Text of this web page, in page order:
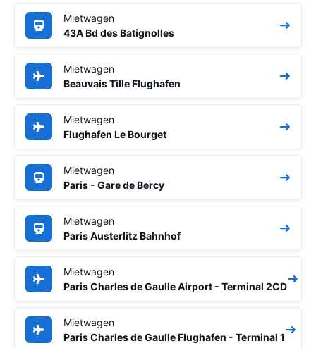
Mietwagen
43A Bd des Batignolles
Mietwagen
Beauvais Tille Flughafen
Mietwagen
Flughafen Le Bourget
Mietwagen
Paris - Gare de Bercy
Mietwagen
Paris Austerlitz Bahnhof
Mietwagen
Paris Charles de Gaulle Airport - Terminal 2CD
Mietwagen
Paris Charles de Gaulle Flughafen - Terminal 1